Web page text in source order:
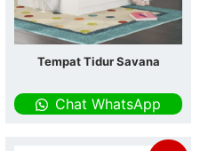
Tempat Tidur Savana
Chat WhatsApp